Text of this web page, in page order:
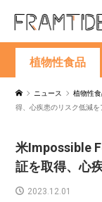
植物性食品
ニュース 植物性
得、心疾患のリスク低減を
米Impossible
証を取得、心
2023.12.01